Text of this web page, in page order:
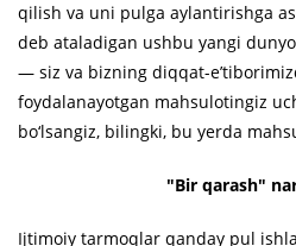
qilish va uni pulga aylantirishga
deb ataladigan ushbu yangi
— siz va bizning diqqat-
foydalanayotgan mahsulotingiz
bo‘lsangiz, bilingki, bu yerda
"Bir qarash"
Ijtimoiy tarmoqlar qanday pul